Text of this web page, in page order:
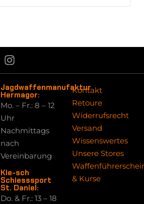
Jagdwaffenmanufaktur
Hermagor:
Mo. – Fr.: 8 – 12
Uhr
Nachmittags
nach
Vereinbarung
Kle-sch
Schiesssport
St. Daniel:
Do. & Fr.: 13 – 18
Kontakt
Retoure
Widerrufsrecht
Versand
Wissenswertes
Unsere Stores
& Kurse